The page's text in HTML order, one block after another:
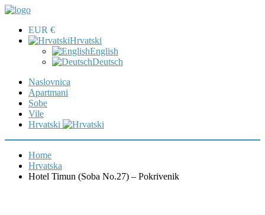
EUR €
Hrvatski
English
Deutsch
Naslovnica
Apartmani
Sobe
Vile
Hrvatski
Home
Hrvatska
Hotel Timun (Soba No.27) – Pokrivenik